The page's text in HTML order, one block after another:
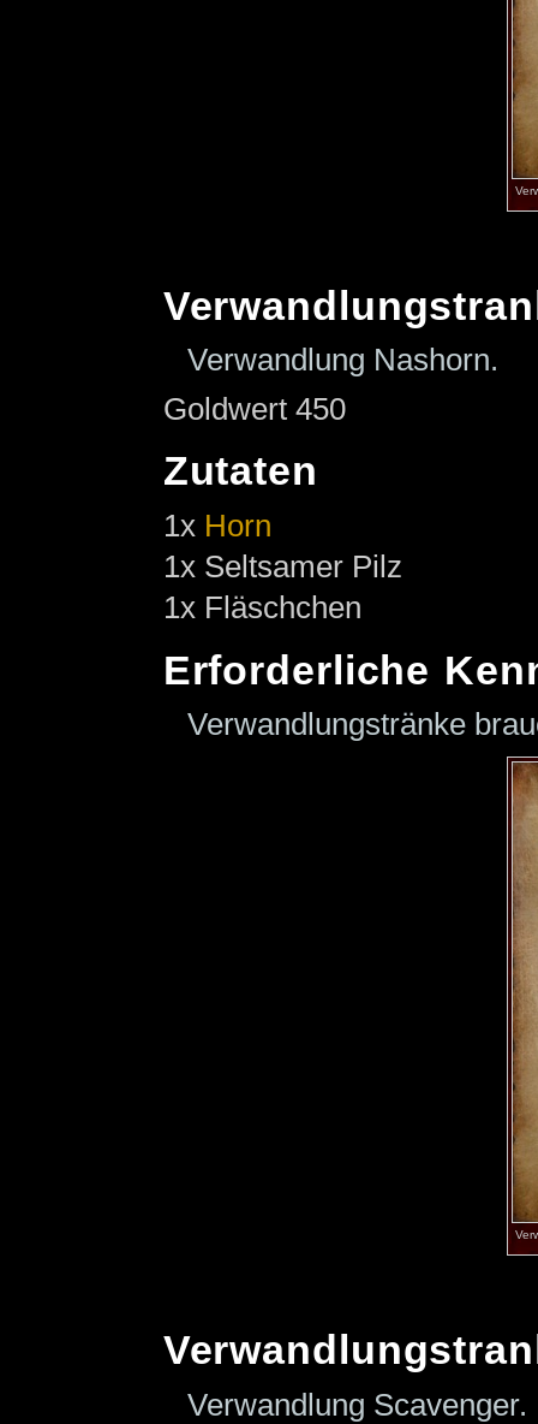
Verwandlung Nashorn.
Goldwert 450
Zutaten
1x Horn
1x Seltsamer Pilz
1x Fläschchen
Erforderliche
Verwandlungstränke
Verwandlung Scavenger.